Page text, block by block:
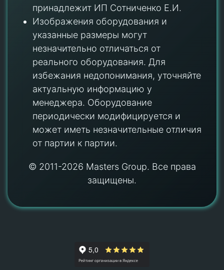
принадлежит ИП Сотниченко Е.И.
Изображения оборудования и
указанные размеры могут
незначительно отличаться от
реального оборудования. Для
избежания недопонимания, уточняйте
актуальную информацию у
менеджера. Оборудование
периодически модифицируется и
может иметь незначительные отличия
от партии к партии.
© 2011-2026 Masters Group. Все права
защищены.